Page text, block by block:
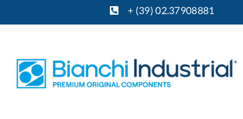
+ (39) 02.37908881